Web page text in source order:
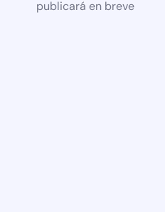
publicará en breve